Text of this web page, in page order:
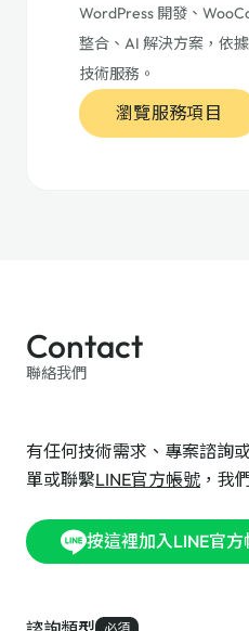
WordPress 開發、
整合、AI 解決方案，依
技術服務。
瀏覽服務項目
Contact
聯絡我們
有任何技術需求、專案諮詢
單或聯繫LINE官方帳號 ，我
按這裡加入LINE官方